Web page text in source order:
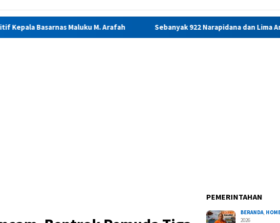
M. Arafah Sebanyak 922 Narapidana dan Lima Anak Binaan di Maluku
PEMERINTAHAN
BERANDA,
2026